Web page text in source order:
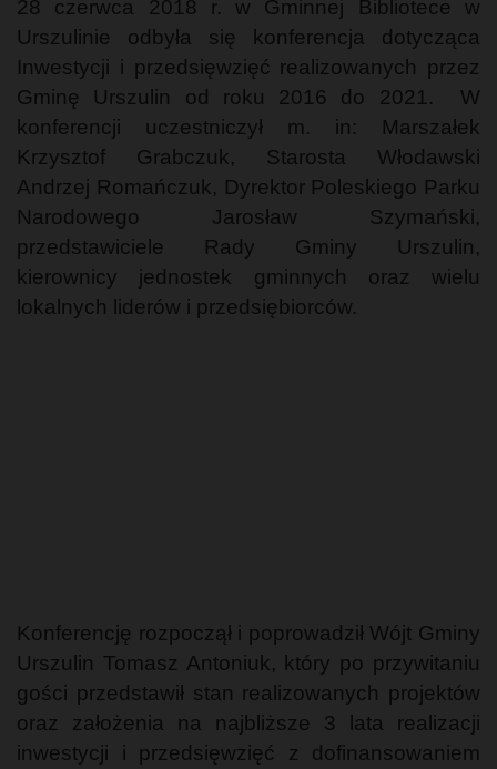
28 czerwca 2018 r. w Gminnej Bibliotece w
Urszulinie odbyła się konferencja dotycząca
Inwestycji i przedsięwzięć realizowanych przez
Gminę Urszulin od roku 2016 do 2021. W
konferencji uczestniczył m. in: Marszałek
Krzysztof Grabczuk, Starosta Włodawski
Andrzej Romańczuk, Dyrektor Poleskiego Parku
Narodowego Jarosław Szymański,
przedstawiciele Rady Gminy Urszulin,
kierownicy jednostek gminnych oraz wielu
lokalnych liderów i przedsiębiorców.
Konferencję rozpoczął i poprowadził Wójt Gminy
Urszulin Tomasz Antoniuk, który po przywitaniu
gości przedstawił stan realizowanych projektów
oraz założenia na najbliższe 3 lata realizacji
inwestycji i przedsięwzięć z dofinansowaniem